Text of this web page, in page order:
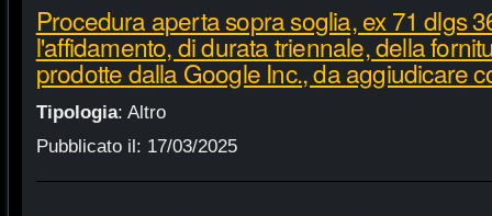
Procedura aperta sopra soglia, ex 71 dlgs
l'affidamento, di durata triennale, della
prodotte dalla Google Inc., da aggiudicare
Tipologia: Altro
Pubblicato il: 17/03/2025